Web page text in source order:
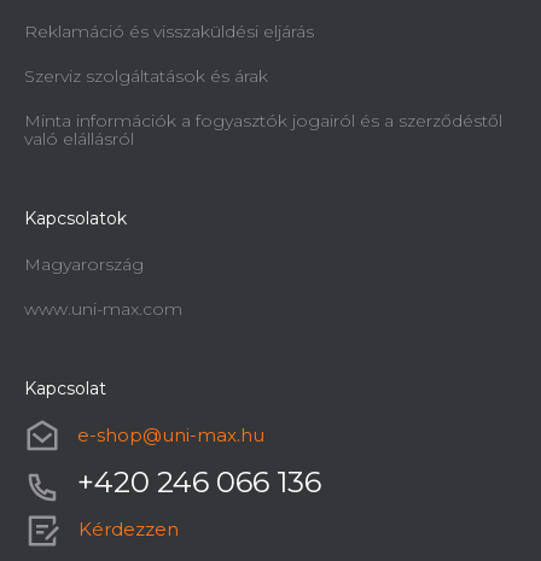
Reklamáció és visszaküldési eljárás
Szerviz szolgáltatások és árak
Minta információk a fogyasztók jogairól és a szerződéstől
való elállásról
Kapcsolatok
Magyarország
www.uni-max.com
Kapcsolat
e-shop@uni-max.hu
+420 246 066 136
Kérdezzen